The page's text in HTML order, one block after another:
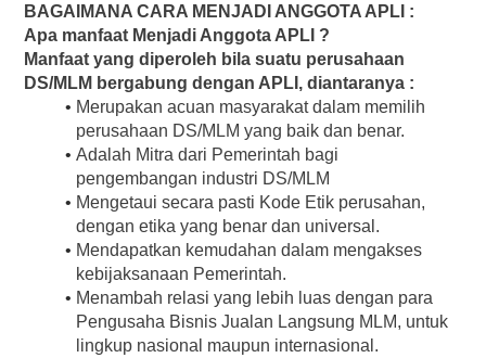
BAGAIMANA CARA MENJADI ANGGOTA APLI :
Apa manfaat Menjadi Anggota APLI ?
Manfaat yang diperoleh bila suatu perusahaan
DS/MLM bergabung dengan APLI, diantaranya :
Merupakan acuan masyarakat dalam memilih
perusahaan DS/MLM yang baik dan benar.
Adalah Mitra dari Pemerintah bagi
pengembangan industri DS/MLM
Mengetaui secara pasti Kode Etik perusahan,
dengan etika yang benar dan universal.
Mendapatkan kemudahan dalam mengakses
kebijaksanaan Pemerintah.
Menambah relasi yang lebih luas dengan para
Pengusaha Bisnis Jualan Langsung MLM, untuk
lingkup nasional maupun internasional.